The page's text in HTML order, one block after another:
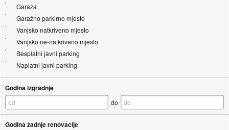
Garaža
Garažno parkirno mjesto
Vanjsko natkriveno mjesto
Vanjsko ne-natkriveno mjesto
Besplatni javni parking
Naplatni javni parking
Godina izgradnje
do
Godina zadnje renovacije